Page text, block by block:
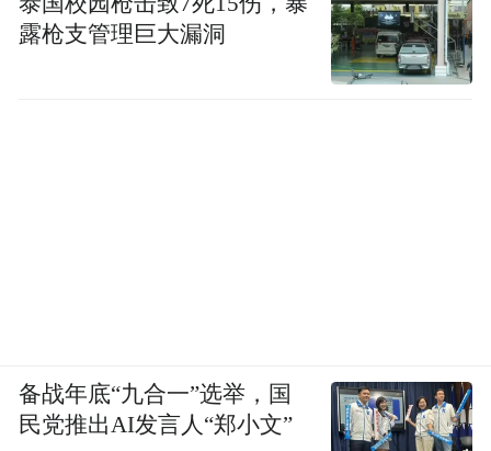
露枪支管理巨大漏洞
备战年底“九合一”选举，国
民党推出AI发言人“郑小文”